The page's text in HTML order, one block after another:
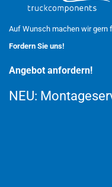
Auf Wunsch machen wir gern
Fordern Sie uns!
Angebot anfordern!
NEU: